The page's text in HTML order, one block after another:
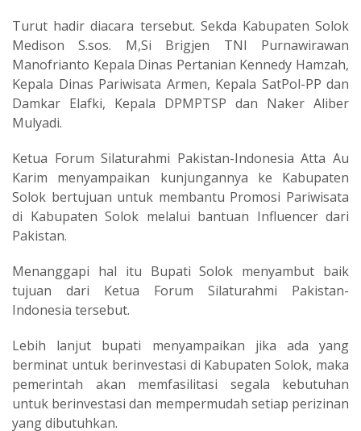
Turut hadir diacara tersebut. Sekda Kabupaten Solok
Medison S.sos. M,Si Brigjen TNI Purnawirawan
Manofrianto Kepala Dinas Pertanian Kennedy Hamzah,
Kepala Dinas Pariwisata Armen, Kepala SatPol-PP dan
Damkar Elafki, Kepala DPMPTSP dan Naker Aliber
Mulyadi.
Ketua Forum Silaturahmi Pakistan-Indonesia Atta Au
Karim menyampaikan kunjungannya ke Kabupaten
Solok bertujuan untuk membantu Promosi Pariwisata
di Kabupaten Solok melalui bantuan Influencer dari
Pakistan.
Menanggapi hal itu Bupati Solok menyambut baik
tujuan dari Ketua Forum Silaturahmi Pakistan-
Indonesia tersebut.
Lebih lanjut bupati menyampaikan jika ada yang
berminat untuk berinvestasi di Kabupaten Solok, maka
pemerintah akan memfasilitasi segala kebutuhan
untuk berinvestasi dan mempermudah setiap perizinan
yang dibutuhkan.